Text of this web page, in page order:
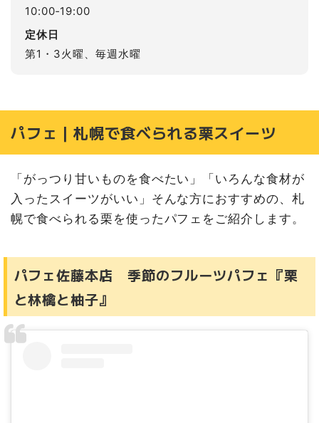
10:00‐19:00
定休日
第1・3火曜、毎週水曜
パフェ｜札幌で食べられる栗スイーツ
「がっつり甘いものを食べたい」「いろんな食材が
入ったスイーツがいい」そんな方におすすめの、札
幌で食べられる栗を使ったパフェをご紹介します。
パフェ佐藤本店 季節のフルーツパフェ『栗
と林檎と柚子』